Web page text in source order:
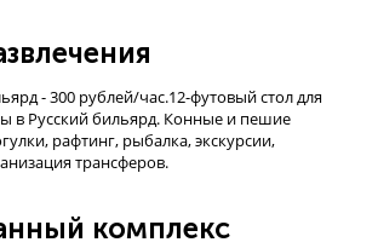
- 300 рублей/час.12-футовый стол для
в Русский бильярд. Конные и пешие
рафтинг, рыбалка, экскурсии,
трансферов.
комплекс